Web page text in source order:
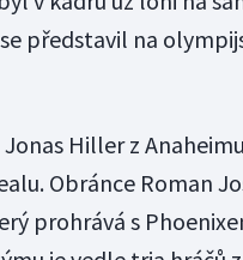
představil na
Hiller z
Obránce Roman
prohrává s